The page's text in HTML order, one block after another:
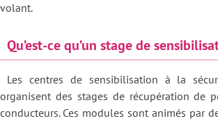
volant.
Qu’est-ce qu’un stage de
Les centres de sensibilisation à la
organisent des stages de récupération de
conducteurs. Ces modules sont animés par deux professionnels :